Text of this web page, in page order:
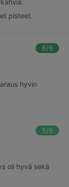
pisteet.
6/6
hyvin
5/6
oli hyvä sekä